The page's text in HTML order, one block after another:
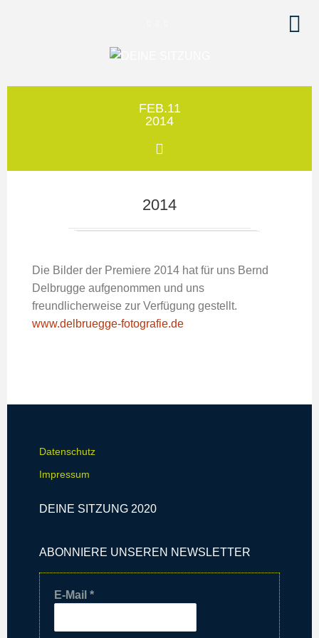
FEB.11
2014
2014
Die Bilder der Premiere 2014 hat für uns Bernd
Delbrugge aufgenommen und uns
freundlicherweise zur Verfügung gestellt.
www.delbruegge-fotografie.de
Datenschutz
Impressum
DEINE SITZUNG 2020
ABONNIERE UNSEREN NEWSLETTER
E-Mail *